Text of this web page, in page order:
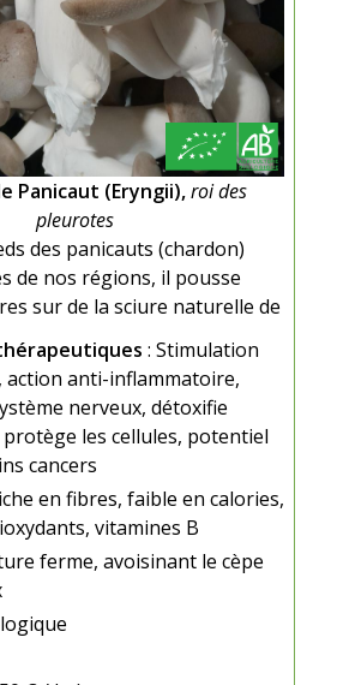
Panicaut (Eryngii),roi des
pleurotes
des panicauts (chardon)
de nos régions, il pousse
sur de la sciure naturelle de
: Stimulation
action anti-inflammatoire,
nerveux, détoxifie
protège les cellules, potentiel
cancers
en fibres, faible en calories,
vitamines B
ferme, avoisinant le cèpe